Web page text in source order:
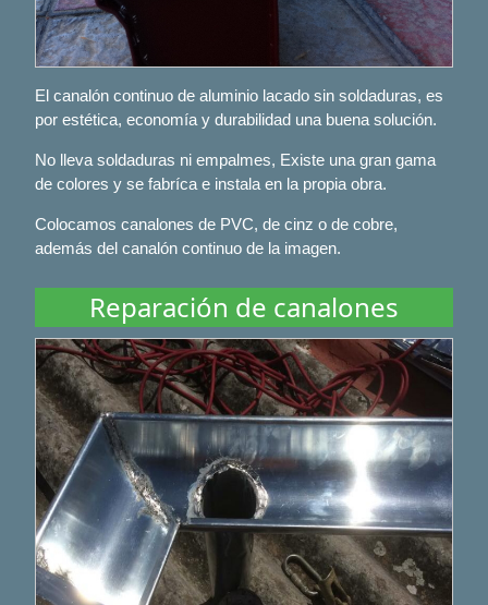
El canalón continuo de aluminio lacado sin soldaduras, es
por estética, economía y durabilidad una buena solución.
No lleva soldaduras ni empalmes, Existe una gran gama
de colores y se fabríca e instala en la propia obra.
Colocamos canalones de PVC, de cinz o de cobre,
además del canalón continuo de la imagen.
Reparación de canalones